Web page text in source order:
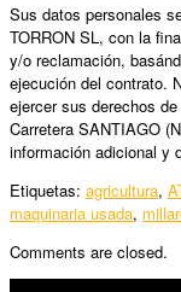
Sus datos personales
TORRON SL, con la
y/o reclamación,
ejecución del contrato.
ejercer sus derechos
Carretera SANTIAGO
información adicional y
Etiquetas: agricultura,
maquinaria usada,
Comments are closed.